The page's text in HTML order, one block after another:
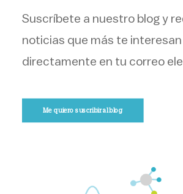
Suscríbete a nuestro blog y
noticias que más te interesan
directamente en tu correo
Me quiero suscribir al blog